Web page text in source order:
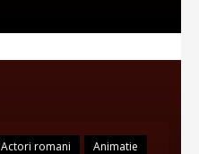
Actori romani
Animatie